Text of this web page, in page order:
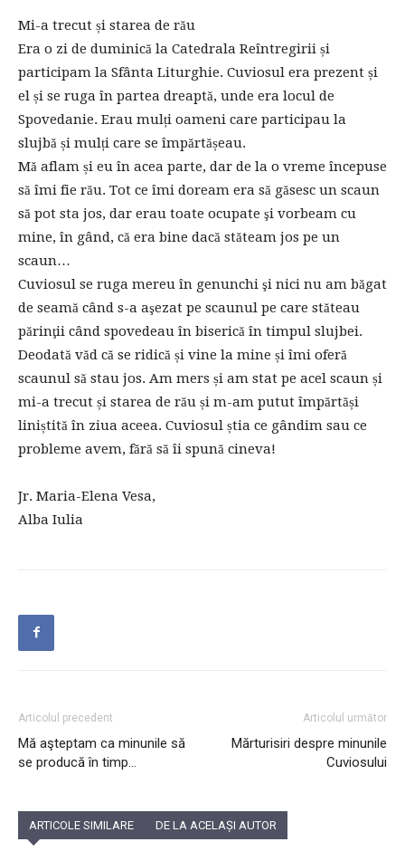
Mi-a trecut și starea de rău
Era o zi de duminică la Catedrala Reîntregirii și
participam la Sfânta Liturghie. Cuviosul era prezent și
el și se ruga în partea dreaptă, unde era locul de
Spovedanie. Erau mulți oameni care participau la
slujbă și mulți care se împărtășeau.
Mă aflam și eu în acea parte, dar de la o vreme începuse
să îmi fie rău. Tot ce îmi doream era să găsesc un scaun
să pot sta jos, dar erau toate ocupate şi vorbeam cu
mine, în gând, că era bine dacă stăteam jos pe un
scaun…
Cuviosul se ruga mereu în genunchi şi nici nu am băgat
de seamă când s-a aşezat pe scaunul pe care stăteau
părinţii când spovedeau în biserică în timpul slujbei.
Deodată văd că se ridică și vine la mine și îmi oferă
scaunul să stau jos. Am mers și am stat pe acel scaun și
mi-a trecut și starea de rău și m-am putut împărtăși
liniștită în ziua aceea. Cuviosul știa ce gândim sau ce
probleme avem, fără să îi spună cineva!
Jr. Maria-Elena Vesa,
Alba Iulia
Articolul precedent
Mă aşteptam ca minunile să
se producă în timp…
Articolul următor
Mărturisiri despre minunile
Cuviosului
ARTICOLE SIMILARE DE LA ACELAȘI AUTOR